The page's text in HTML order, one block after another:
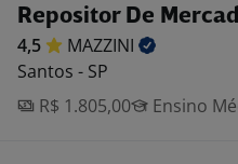
Repositor De
4,5
MAZZINI
Santos - SP
R$ 1.805,00
Ensino